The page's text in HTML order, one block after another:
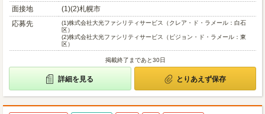
面接地
(1)(2)札幌市
応募先
(1)株式会社大光ファシリティサービス（クレア・ド・ラメール：白石
区）
(2)株式会社大光ファシリティサービス（ピジョン・ド・ラメール：東
区）
掲載終了まであと30日
詳細を見る とりあえず保存